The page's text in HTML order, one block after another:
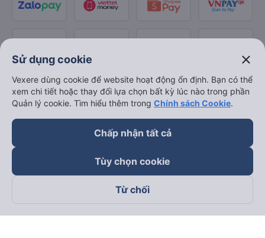
Theo dõi chúng tôi trên
Sử dụng cookie close
Vexere dùng cookie để website hoạt động ổn định. Bạn có thể
xem chi tiết hoặc thay đổi lựa chọn bất kỳ lúc nào trong phần
Quản lý cookie. Tìm hiểu thêm trong Chính sách Cookie.
Chấp nhận tất cả
Tùy chọn cookie
Từ chối